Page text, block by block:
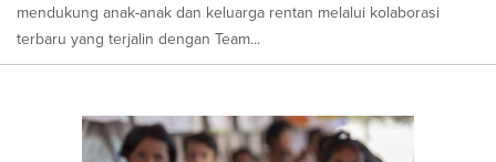
mendukung anak-anak dan keluarga rentan melalui kolaborasi
terbaru yang terjalin dengan Team...